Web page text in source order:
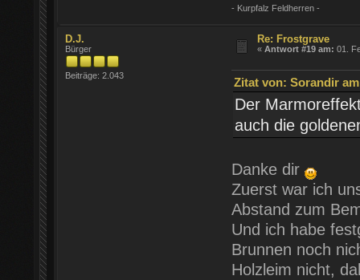
- Kurpfalz Feldherren -
D.J.
Bürger
Beiträge: 2.043
Re: Frostgrave
«Antwort #19 am: 01.
Zitat von: Sorandir am
Der
auch die
Danke dir
Zuerst war ich
Abstand zum
Und ich habe
Brunnen noch
Holzleim nicht,